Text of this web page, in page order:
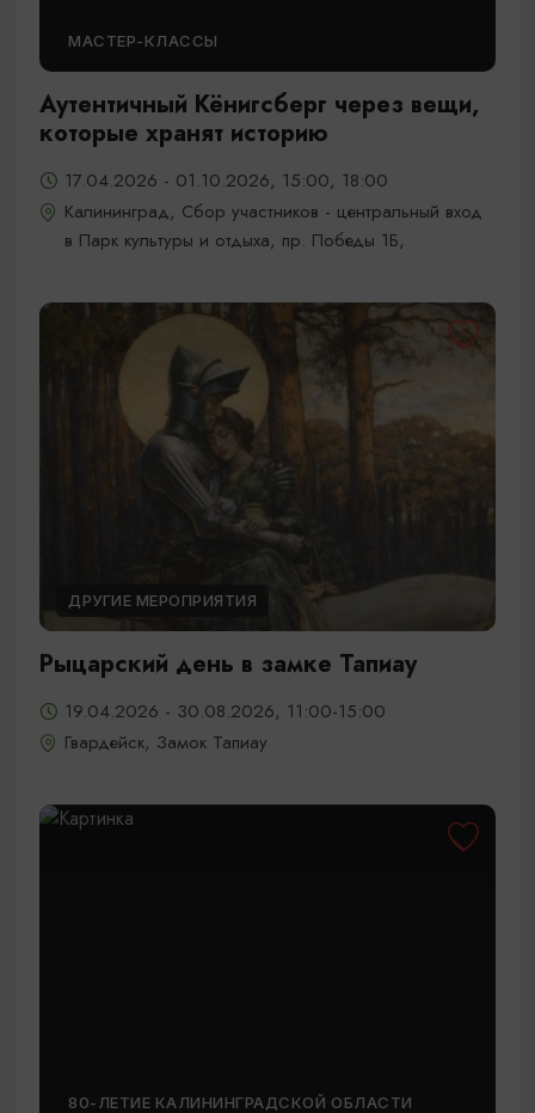
МАСТЕР-КЛАССЫ
Аутентичный Кёнигсберг через вещи,
которые хранят историю
17.04.2026 - 01.10.2026, 15:00, 18:00
Калининград, Сбор участников - центральный вход
в Парк культуры и отдыха, пр. Победы 1Б,
ДРУГИЕ МЕРОПРИЯТИЯ
Рыцарский день в замке Тапиау
19.04.2026 - 30.08.2026, 11:00-15:00
Гвардейск, Замок Тапиау
80-ЛЕТИЕ КАЛИНИНГРАДСКОЙ ОБЛАСТИ